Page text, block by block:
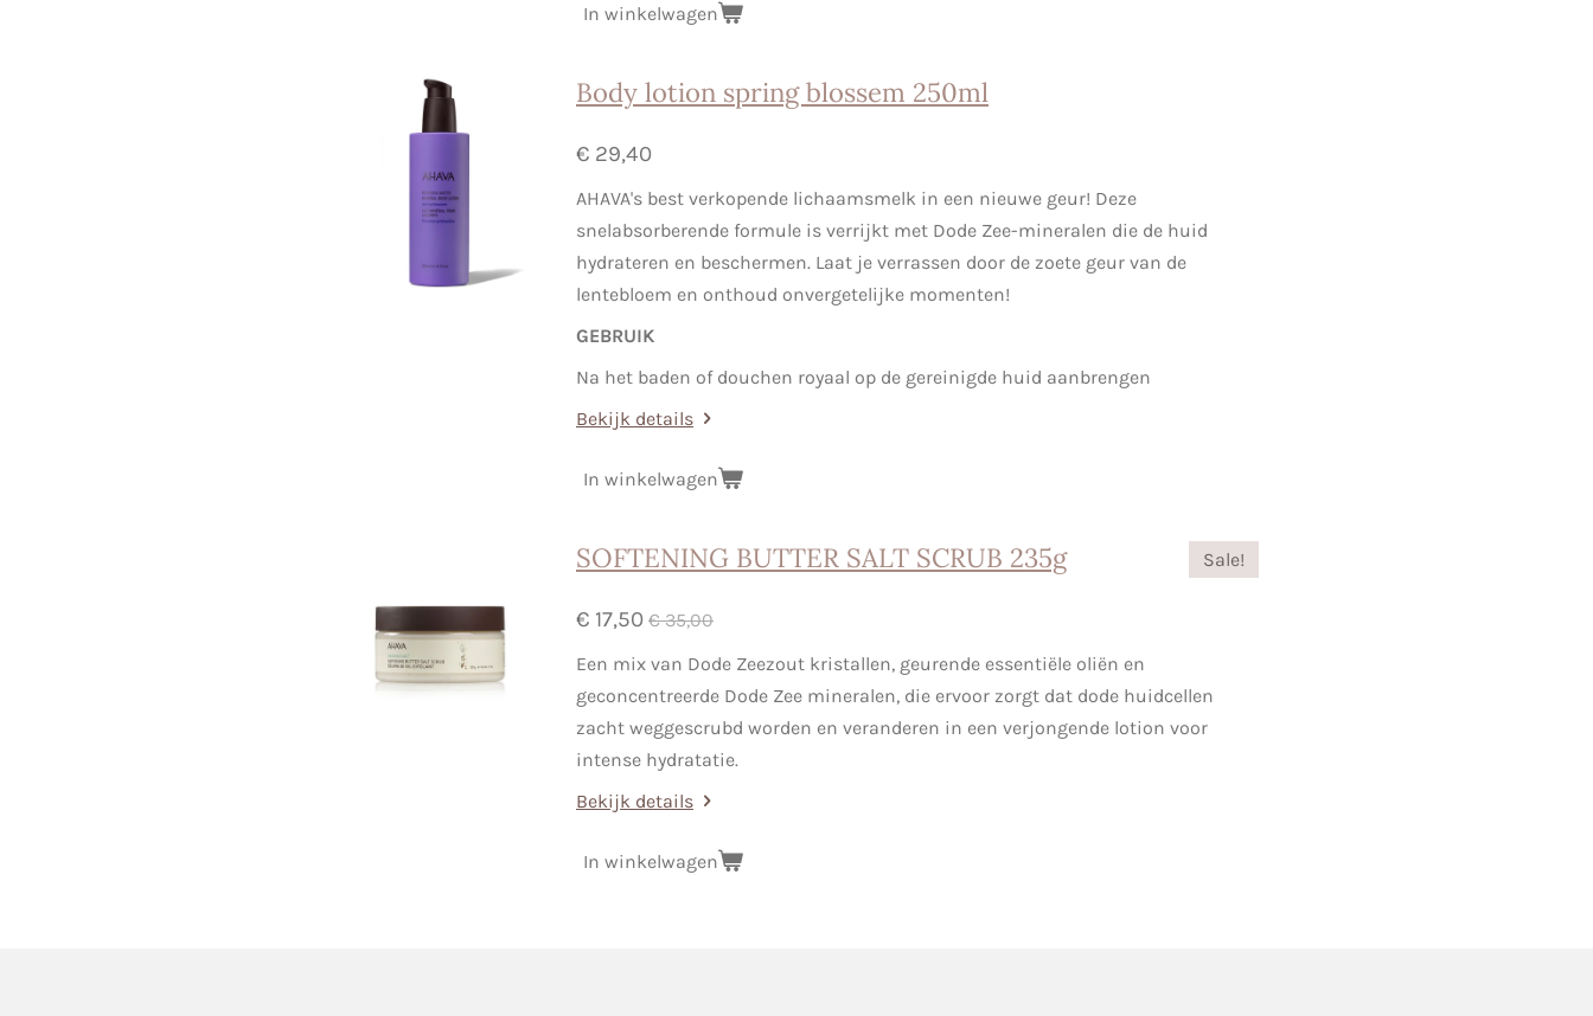
In winkelwagen
Body lotion spring blossem 250ml
€ 29,40
AHAVA's best verkopende lichaamsmelk in een nieuwe geur! Deze
snelabsorberende formule is verrijkt met Dode Zee-mineralen die de huid
hydrateren en beschermen. Laat je verrassen door de zoete geur van de
lentebloem en onthoud onvergetelijke momenten!
GEBRUIK
Na het baden of douchen royaal op de gereinigde huid aanbrengen
Bekijk details
In winkelwagen
Sale!
SOFTENING BUTTER SALT SCRUB 235g
€ 17,50 € 35,00
Een mix van Dode Zeezout kristallen, geurende essentiële oliën en
geconcentreerde Dode Zee mineralen, die ervoor zorgt dat dode huidcellen
zacht weggescrubd worden en veranderen in een verjongende lotion voor
intense hydratatie.
Bekijk details
In winkelwagen